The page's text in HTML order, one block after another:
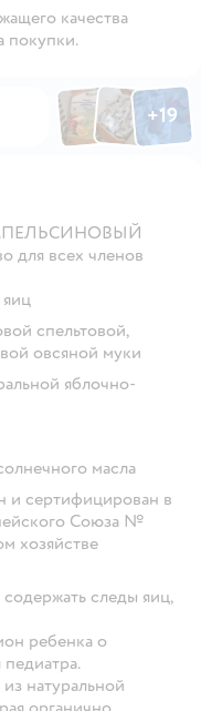
качества
покупки.
ФотоФотоФото
+19
Открыть
всех членов
спельтовой,
овсяной муки
яблочно-
масла
и сертифицирован в
Союза №
хозяйстве
следы яиц,
ребенка о
педиатра.
натуральной